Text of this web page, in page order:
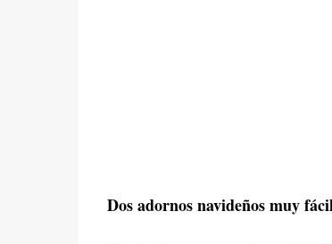
Dos adornos navideños muy